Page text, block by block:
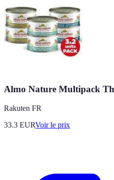
Almo Nature Multipack
Rakuten FR
33.3 EURVoir le prix